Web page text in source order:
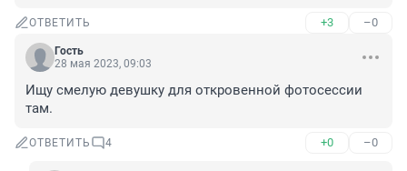
ОТВЕТИТЬ +3 –0
Гость
28 мая 2023, 09:03
Ищу смелую девушку для откровенной фотосессии
там.
ОТВЕТИТЬ 4 +0 –0